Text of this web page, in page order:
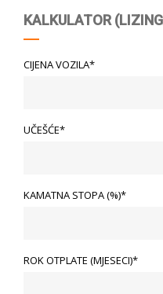
KALKULATOR
CIJENA VOZILA*
UČEŠĆE*
KAMATNA STOPA (%)*
ROK OTPLATE (MJESECI)*